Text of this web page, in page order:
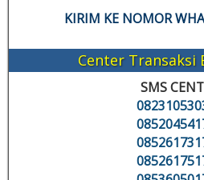
KIRIM KE NOMOR
Center Transaksi
SMS